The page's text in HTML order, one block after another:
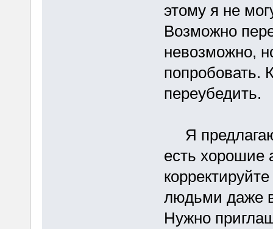
этому я не
Возможно
невозможно,
попробовать.
переубедить.
Я предлагаю
есть хорошие
людьми даже в
Нужно